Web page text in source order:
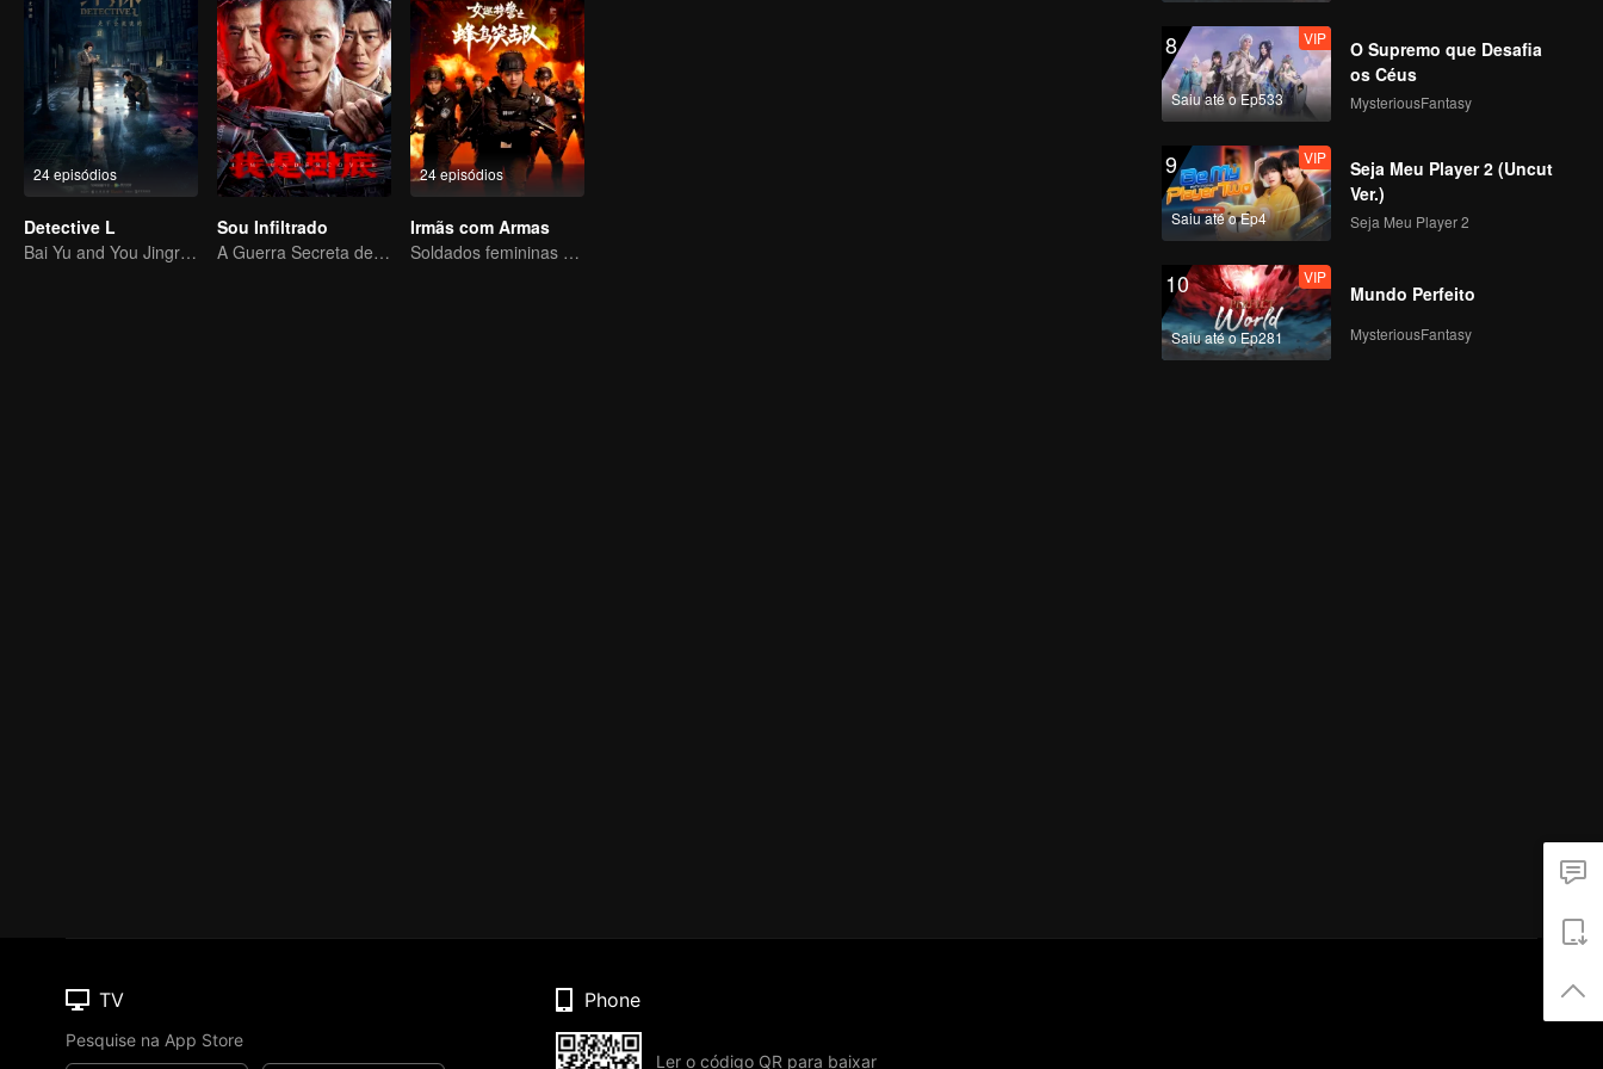
24 episódios
Detective L
Bai Yu and You Jingru Became the super detective
Sou Infiltrado
A Guerra Secreta de Collin Chou
24 episódios
Irmãs com Armas
Soldados femininas erradicando o crime
8
Saiu até o Ep533
VIP
O Supremo que Desafia
os Céus
MysteriousFantasy
9
Saiu até o Ep4
VIP
Seja Meu Player 2 (Uncut
Ver.)
Seja Meu Player 2
10
Saiu até o Ep281
VIP
Mundo Perfeito
MysteriousFantasy
TV
Pesquise na App Store
Phone
Ler o código QR para baixar